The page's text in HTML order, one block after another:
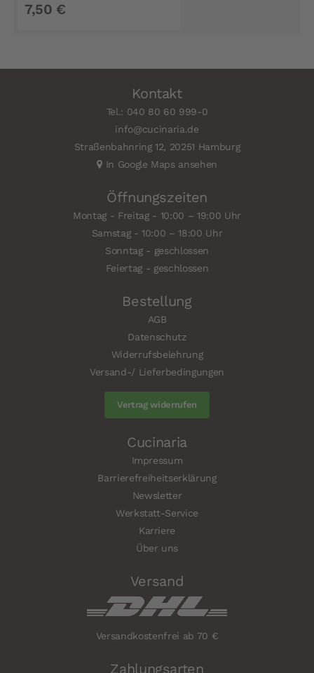
7,50 €
Kontakt
Tel.: 040 80 60 999-0
info@cucinaria.de
Straßenbahnring 12, 20251 Hamburg
In Google Maps ansehen
Öffnungszeiten
Montag - Freitag - 10:00 – 19:00 Uhr
Samstag - 10:00 – 18:00 Uhr
Sonntag - geschlossen
Feiertag - geschlossen
Bestellung
AGB
Datenschutz
Widerrufsbelehrung
Versand-/ Lieferbedingungen
Vertrag widerrufen
Cucinaria
Impressum
Barrierefreiheitserklärung
Newsletter
Werkstatt-Service
Karriere
Über uns
Versand
Versandkostenfrei ab 70 €
Zahlungsarten